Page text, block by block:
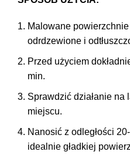
Malowane
odrdzewione i
Przed użyciem
min.
Sprawdzić działanie
miejscu.
Nanosić z odległości
idealnie gładkiej